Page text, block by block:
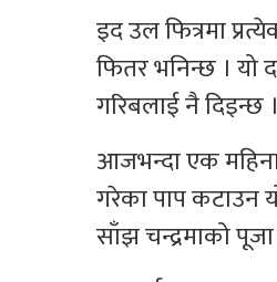
इद उल फित्रमा
फितर भनिन्छ । यो
गरिबलाई नै दिइन्छ ।
आजभन्दा एक
गरेका पाप कटाउन
साँझ चन्द्रमाको